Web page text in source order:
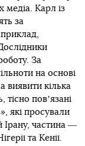
медіа. Карл із
за
За
на основі
виявити кілька
тісно повʼязані
які просували
Ірану, частина ―
та Кенії.